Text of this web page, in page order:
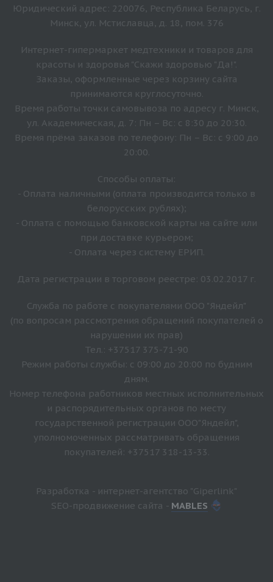
Юридический адрес: 220076, Республика Беларусь, г.
Минск, ул. Мстиславца, д. 18, пом. 376
Интернет-гипермаркет медтехники и товаров для
красоты и здоровья "Скажи здоровью "Да!".
Заказы, оформленные через корзину сайта
принимаются круглосуточно.
Время работы точки самовывоза по адресу г. Минск,
ул. Академическая, д. 7: Пн – Вс: с 8:30 до 20:30.
Время прёма заказов по телефону: Пн – Вс: с 9:00 до
20:00.
Способы оплаты:
- Оплата наличными (оплата производится только в
белорусских рублях);
- Оплата с помощью банковской карты на сайте или
при доставке курьером;
- Оплата через систему ЕРИП.
Дата регистрации в торговом реестре: 03.02.2017 г.
Служба по работе с покупателями ООО "Яндейл"
(по вопросам рассмотрения обращений покупателей о
нарушении их прав)
Тел.: +37517 375-71-90
Режим работы службы: с 09:00 до 20:00 по будним
дням.
Номер телефона работников местных исполнительных
и распорядительных органов по месту
государственной регистрации ООО"Яндейл",
уполномоченных рассматривать обращения
покупателей: +37517 318-13-33.
Разработка - интернет-агентство "Giperlink"
SEO-продвижение сайта - MABLES